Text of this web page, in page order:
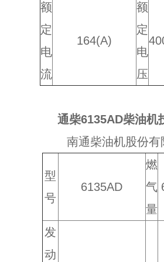
额
定
电
流
164(A)
额
定
电
压
通柴6135AD柴油机
南通柴油机股份有
型
号
6135AD
燃
气
量
发
动